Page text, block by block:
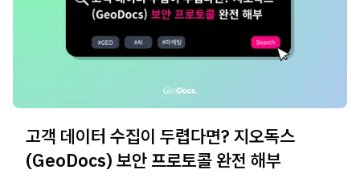
고객 데이터 수집이 두렵다면? 지오독스
(GeoDocs) 보안 프로토콜 완전 해부